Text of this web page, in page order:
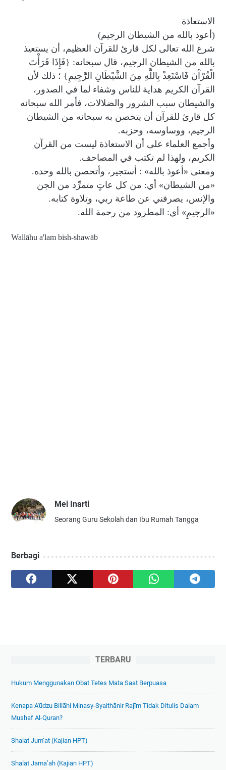
الاستعاذة
(أعوذ بالله من الشيطان الرجيم)
شرع الله تعالى لكل قارئ للقرآن العظيم، أن يستعيذ
بالله من الشيطان الرجيم، قال سبحانه: {فَإِذَا قَرَأْتَ
الْقُرْآَنَ فَاسْتَعِذْ بِاللَّهِ مِنَ الشَّيْطَانِ الرَّجِيمِ} ؛ ذلك لأن
القرآن الكريم هداية للناس وشفاء لما في الصدور،
والشيطان سبب الشرور والضلالات، فأمر الله سبحانه
كل قارئ للقرآن أن يتحصن به سبحانه من الشيطان
الرجيم، ووساوسه، وحزبه.
وأجمع العلماء على أن الاستعاذة ليست من القرآن
الكريم، ولهذا لم تكتب في المصاحف.
ومعنى «أعوذ بالله» : أستجير، وأتحصن بالله وحده.
«من الشيطان» أي: من كل عاتٍ متمرِّد من الجن
والإنس، يصرفني عن طاعة ربي، وتلاوة كتابه.
«الرجيمِ» أي: المطرود من رحمة الله.
Wallāhu a'lam bish-shawāb
Mei Inarti
Seorang Guru Sekolah dan Ibu Rumah Tangga
Berbagi
TERBARU
Hukum Menggunakan Obat Tetes Mata Saat Berpuasa
Kenapa A'ūdzu Billāhi Minasy-Syaithānir Rajīm Tidak Ditulis Dalam
Mushaf Al-Quran?
Shalat Jum’at (Kajian HPT)
Shalat Jama’ah (Kajian HPT)